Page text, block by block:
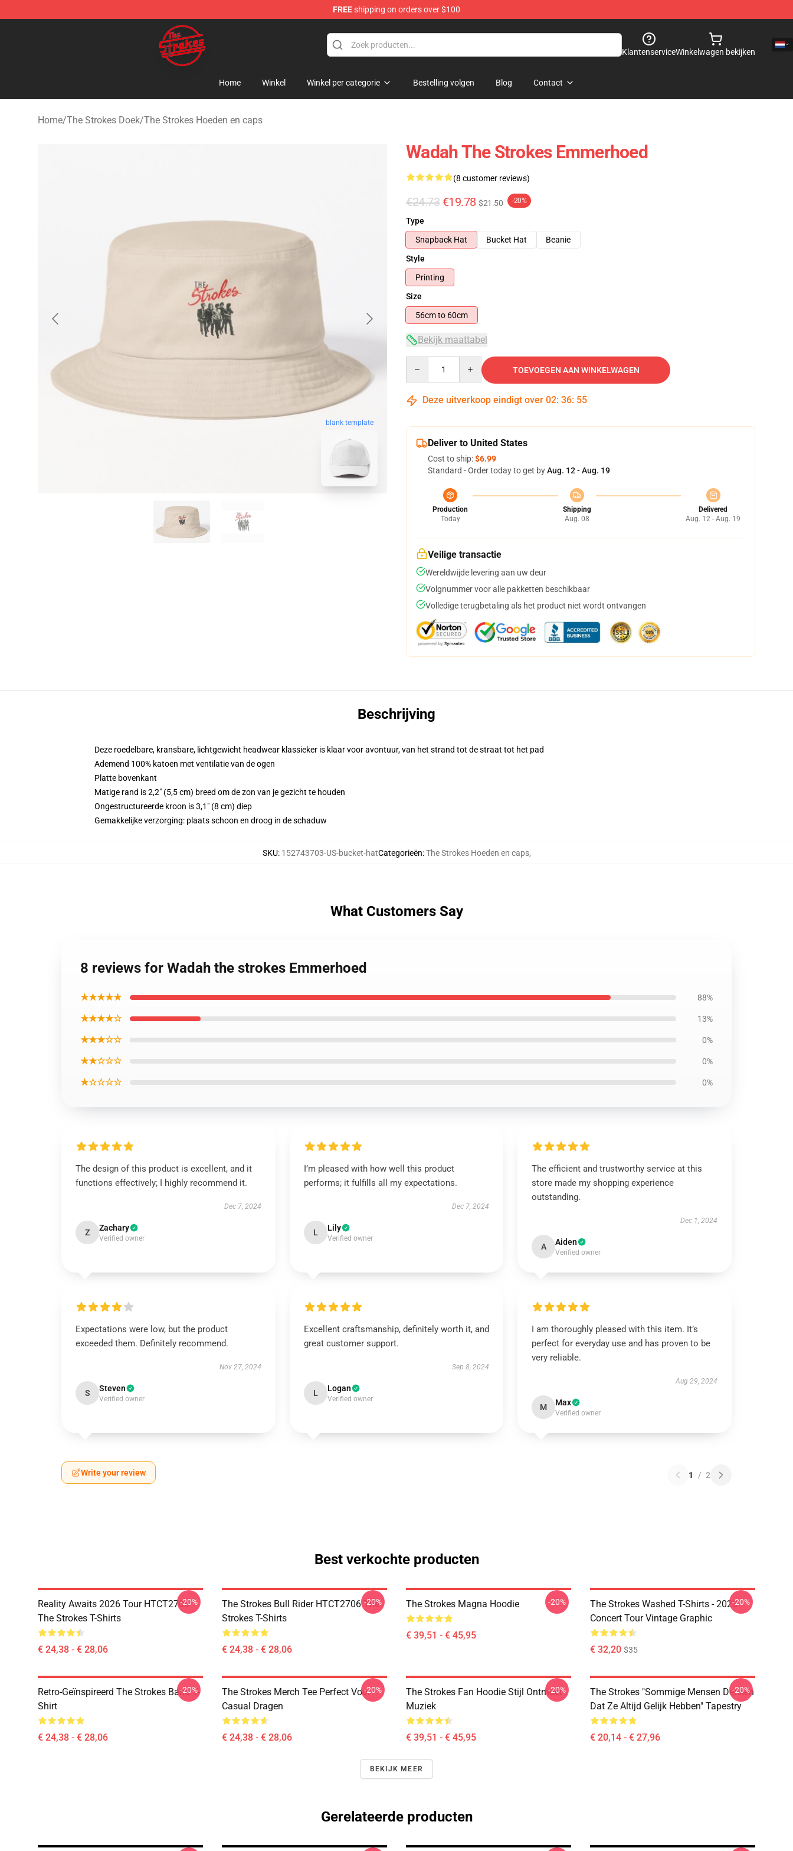
FREEshipping on orders over $100
The Strokes Shop - Official The Strokes Merchandise Store
KlantenserviceWinkelwagen bekijken
Home Winkel Winkel per categorie Bestelling volgen Blog Contact
Home/The Strokes Doek/The Strokes Hoeden en caps
blank template
Wadah The Strokes Emmerhoed
(8 customer reviews)
€24.73 €19.78 $21.50 -20%
Type
Snapback Hat
Bucket Hat
Beanie
Style
Printing
Size
56cm to 60cm
Bekijk maattabel
TOEVOEGEN AAN WINKELWAGEN
Deze uitverkoop eindigt over 02: 36: 54
Deliver to United States
Cost to ship:$6.99
Standard - Order today to get byAug. 12 - Aug. 19
Production
Today
Shipping
Aug. 08
Delivered
Aug. 12 - Aug. 19
Veilige transactie
Wereldwijde levering aan uw deur
Volgnummer voor alle pakketten beschikbaar
Volledige terugbetaling als het product niet wordt ontvangen
Beschrijving
Deze roedelbare, kransbare, lichtgewicht headwear klassieker is klaar voor avontuur, van het strand tot de straat tot het pad
Ademend 100% katoen met ventilatie van de ogen
Platte bovenkant
Matige rand is 2,2" (5,5 cm) breed om de zon van je gezicht te houden
Ongestructureerde kroon is 3,1" (8 cm) diep
Gemakkelijke verzorging: plaats schoon en droog in de schaduw
SKU: 152743703-US-bucket-hatCategorieën:The Strokes Hoeden en caps,
What Customers Say
8 reviews for Wadah the strokes Emmerhoed
★★★★★ 88%
★★★★☆ 13%
★★★☆☆ 0%
★★☆☆☆ 0%
★☆☆☆☆ 0%
The design of this product is excellent, and it
functions effectively; I highly recommend it.
Dec 7, 2024
Z Zachary
Verified owner
I’m pleased with how well this product
performs; it fulfills all my expectations.
Dec 7, 2024
L Lily
Verified owner
The efficient and trustworthy service at this
store made my shopping experience
outstanding.
Dec 1, 2024
A Aiden
Verified owner
Expectations were low, but the product
exceeded them. Definitely recommend.
Nov 27, 2024
S Steven
Verified owner
Excellent craftsmanship, definitely worth it, and
great customer support.
Sep 8, 2024
L Logan
Verified owner
I am thoroughly pleased with this item. It’s
perfect for everyday use and has proven to be
very reliable.
Aug 29, 2024
M Max
Verified owner
Write your review 1 / 2
Best verkochte producten
Reality Awaits 2026 Tour HTCT2706
The Strokes T-Shirts
€ 24,38 - € 28,06
-20%
The Strokes Bull Rider HTCT2706 The
Strokes T-Shirts
€ 24,38 - € 28,06
-20% The Strokes Magna Hoodie
€ 39,51 - € 45,95
-20%
The Strokes Washed T-Shirts - 2023
Concert Tour Vintage Graphic
€ 32,20 $35
-20%
Retro-Geïnspireerd The Strokes Band T-
Shirt
€ 24,38 - € 28,06
-20%
The Strokes Merch Tee Perfect Voor
Casual Dragen
€ 24,38 - € 28,06
-20%
The Strokes Fan Hoodie Stijl Ontmoet
Muziek
€ 39,51 - € 45,95
-20%
The Strokes "Sommige Mensen Denken
Dat Ze Altijd Gelijk Hebben" Tapestry
€ 20,14 - € 27,96
-20%
BEKIJK MEER
Gerelateerde producten